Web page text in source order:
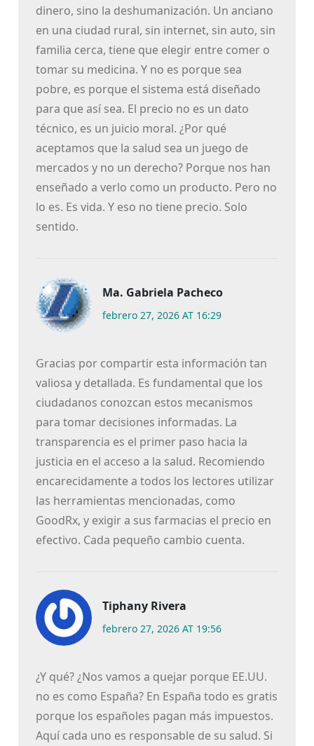
dinero, sino la deshumanización. Un anciano
en una ciudad rural, sin internet, sin auto, sin
familia cerca, tiene que elegir entre comer o
tomar su medicina. Y no es porque sea
pobre, es porque el sistema está diseñado
para que así sea. El precio no es un dato
técnico, es un juicio moral. ¿Por qué
aceptamos que la salud sea un juego de
mercados y no un derecho? Porque nos han
enseñado a verlo como un producto. Pero no
lo es. Es vida. Y eso no tiene precio. Solo
sentido.
Ma. Gabriela Pacheco
febrero 27, 2026 AT 16:29
Gracias por compartir esta información tan
valiosa y detallada. Es fundamental que los
ciudadanos conozcan estos mecanismos
para tomar decisiones informadas. La
transparencia es el primer paso hacia la
justicia en el acceso a la salud. Recomiendo
encarecidamente a todos los lectores utilizar
las herramientas mencionadas, como
GoodRx, y exigir a sus farmacias el precio en
efectivo. Cada pequeño cambio cuenta.
Tiphany Rivera
febrero 27, 2026 AT 19:56
¿Y qué? ¿Nos vamos a quejar porque EE.UU.
no es como España? En España todo es gratis
porque los españoles pagan más impuestos.
Aquí cada uno es responsable de su salud. Si